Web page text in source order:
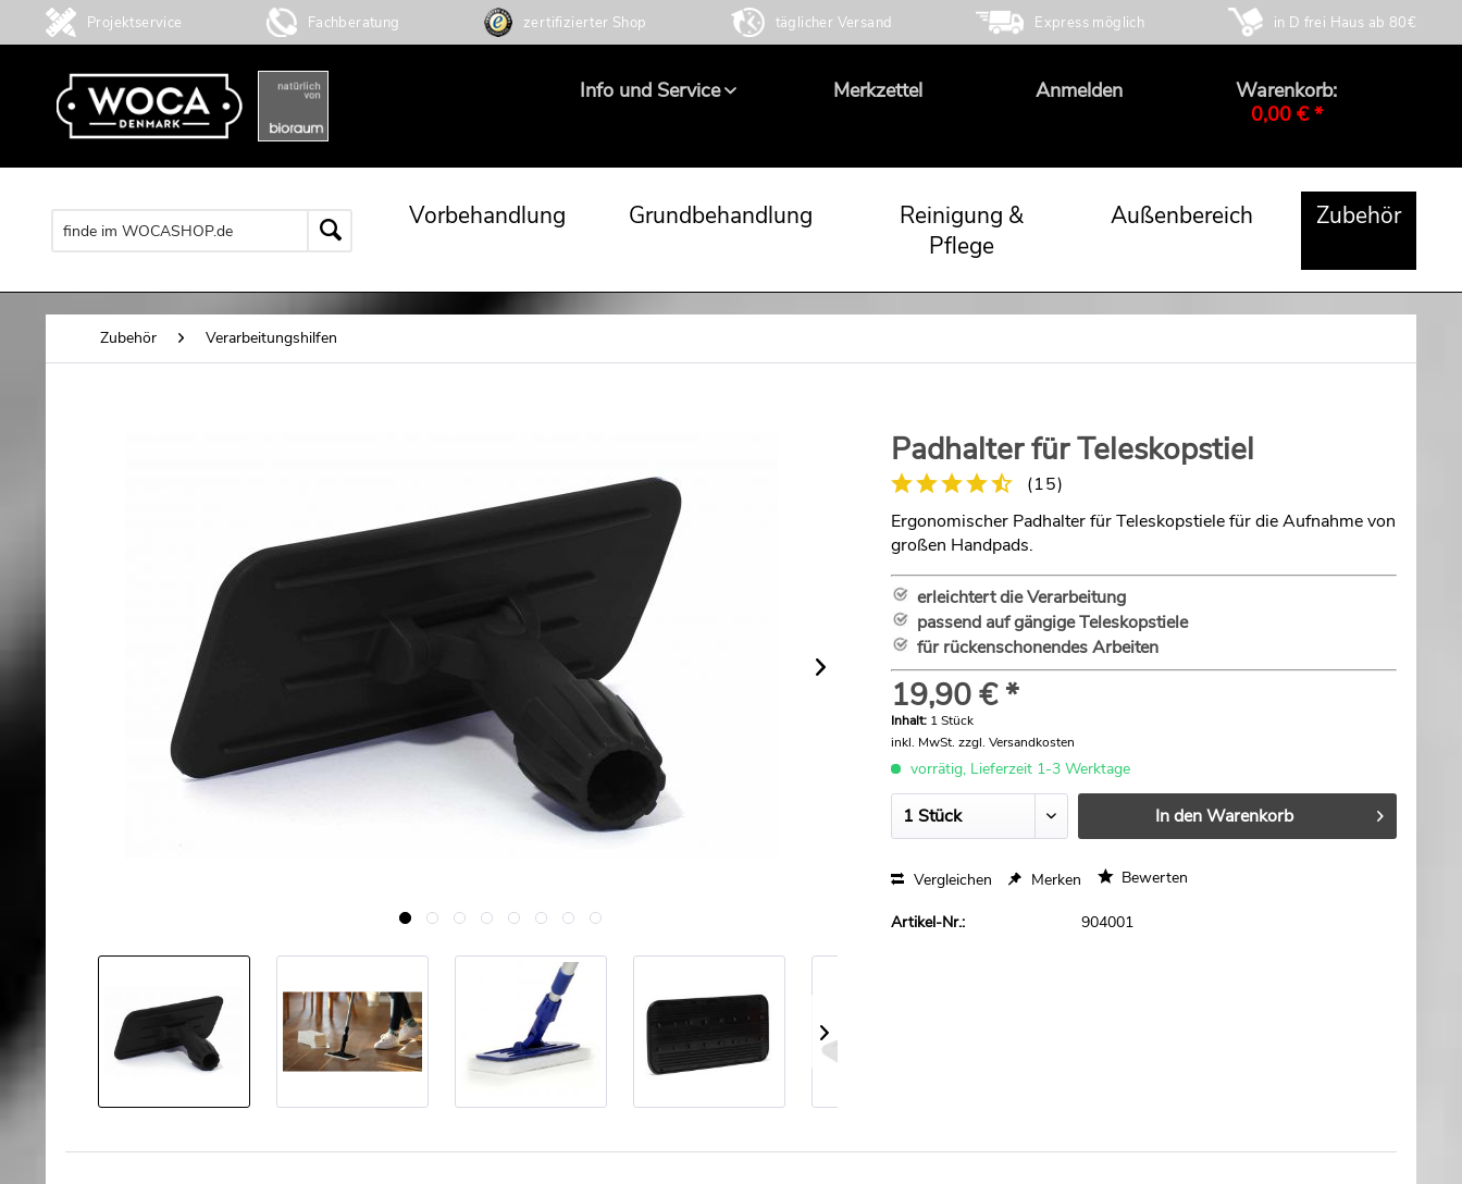
Projektservice Fachberatung zertifizierter Shop täglicher Versand Express möglich in D frei Haus ab 80€
Info und Service Merkzettel Anmelden
Warenkorb:
0,00 € *
Vorbehandlung Grundbehandlung
Reinigung &
Pflege
Außenbereich Zubehör
Zubehör Verarbeitungshilfen
Padhalter für Teleskopstiel
(15)
Ergonomischer Padhalter für Teleskopstiele für die Aufnahme von
großen Handpads.
erleichtert die Verarbeitung
passend auf gängige Teleskopstiele
für rückenschonendes Arbeiten
19,90 € *
Inhalt: 1 Stück
inkl. MwSt. zzgl. Versandkosten
vorrätig, Lieferzeit 1-3 Werktage
In denWarenkorb
Vergleichen Merken Bewerten
Artikel-Nr.: 904001